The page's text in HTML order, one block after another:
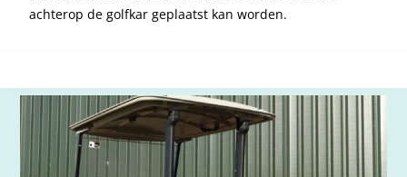
achterop de golfkar geplaatst kan worden.